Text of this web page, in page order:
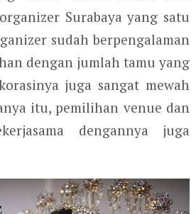
Surabaya yang satu
sudah berpengalaman
dengan jumlah tamu yang
juga sangat mewah
itu, pemilihan venue dan
dengannya juga